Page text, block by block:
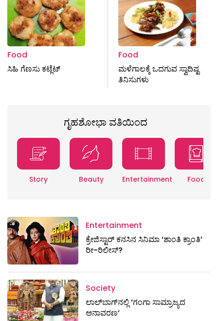
Food
ಸಿಹಿ ಗೆಣಸು ಕಟ್ಲೆಟ್
Food
ಮಳೆಗಾಲಕ್ಕೆ ಒದಗುವ ಸ್ವಾದಿಷ್ಟ
ತಿನಿಸುಗಳು
ಗೃಹಶೋಭಾ ವತಿಯಿಂದ
Story Beauty Entertainment Food
Entertainment
ಕ್ರೇಜಿಸ್ಟಾರ್ ಕನಸಿನ ಸಿನಿಮಾ ‘ಶಾಂತಿ ಕ್ರಾಂತಿ’
ರೀ-ರಿಲೀಸ್?
Society
ಲಾಲ್‌ಬಾಗ್‌ನಲ್ಲಿ ‘ಗಂಗಾ ಸಾಮ್ರಾಜ್ಯದ
ಅನಾವರಣ’